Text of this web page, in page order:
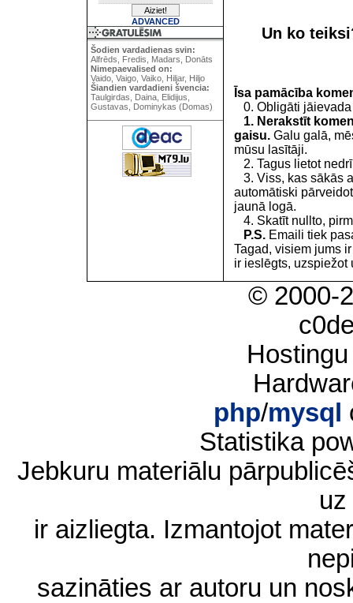
ADVANCED
Šodien vardadienas svin:
Alfrēds, Fredis, Madars, Donāts
Nimepaevalised on:
Vaido, Vaigo, Vaiko, Hiljar, Hiljo
Šiandien vardadieni švencia:
Taulgirdas, Daina, Elidijus,
Gustavas, Dominykas (Domas)
Un ko
Īsa pamācība
0. Obligāti jāievada
1. Nerakstīt
gaisu. Galu galā,
mūsu lasītāji.
2. Tagus lietot
3. Viss, kas sākās
automātiski
jaunā logā.
4. Skatīt nullto,
P.S. Emaili tiek
Tagad, visiem jums
ir ieslēgts, uzspiežot
© 2000-
php/mysql
Statistika
Jebkuru materiālu
ir aizliegta. Izmantojot
sazināties ar autoru un